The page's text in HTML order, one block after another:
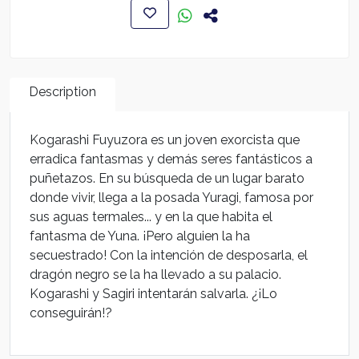
Description
Kogarashi Fuyuzora es un joven exorcista que
erradica fantasmas y demás seres fantásticos a
puñetazos. En su búsqueda de un lugar barato
donde vivir, llega a la posada Yuragi, famosa por
sus aguas termales... y en la que habita el
fantasma de Yuna. ¡Pero alguien la ha
secuestrado! Con la intención de desposarla, el
dragón negro se la ha llevado a su palacio.
Kogarashi y Sagiri intentarán salvarla. ¿¡Lo
conseguirán!?